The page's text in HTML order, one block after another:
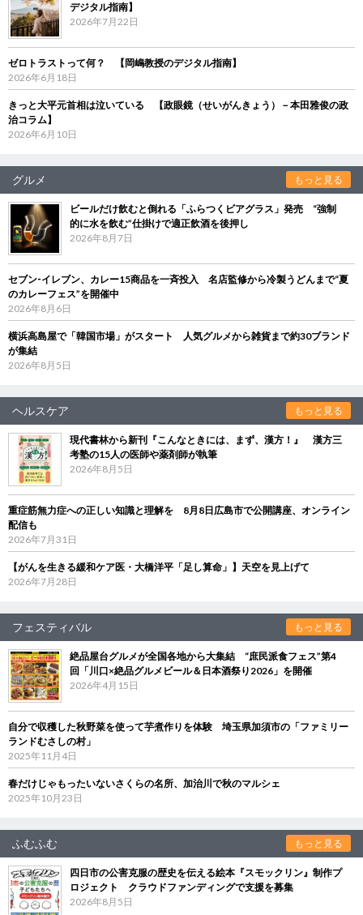
デジタル指南】
2026年7月22日
ゼロトラストって何？ 【岡嶋教授のデジタル指南】
2026年6月18日
きっと大平元首相は泣いている 【政眼鏡（せいがんきょう）－本田雅俊の政
治コラム】
2026年6月10日
グルメ もっと見る
ビールだけ飲むと倒れる「ふらつくビアグラス」発売 “強制
的に水を飲む”仕掛けで適正飲酒を後押し
2026年8月7日
セブン‐イレブン、カレー15商品を一斉投入 名店監修から冷製うどんまで“夏
のカレーフェス”を開催中
2026年8月6日
横浜高島屋で「韓国市場」がスタート 人気グルメから雑貨まで約30ブランド
が集結
2026年8月5日
ヘルスケア もっと見る
現代書林から新刊『こんなときには、まず、漢方！』 漢方三
考塾の15人の医師や薬剤師が執筆
2026年8月5日
重症筋無力症への正しい知識と理解を 8月8日広島市で公開講座、オンライン
配信も
2026年7月31日
【がんを生きる緩和ケア医・大橋洋平「足し算命」】天空を見上げて
2026年7月28日
フェスティバル もっと見る
絶品屋台グルメが全国各地から大集結 “庶民派食フェス”第4
回「川口×絶品グルメビール＆日本酒祭り2026」を開催
2026年4月15日
自分で収穫した秋野菜を使って芋煮作りを体験 埼玉県加須市の「ファミリー
ランドむさしの村」
2025年11月4日
春だけじゃもったいないさくらの名所、加治川で秋のマルシェ
2025年10月23日
ふむふむ もっと見る
四日市の公害克服の歴史を伝える絵本『スモックリン』制作プ
ロジェクト クラウドファンディングで支援を募集
2026年8月5日